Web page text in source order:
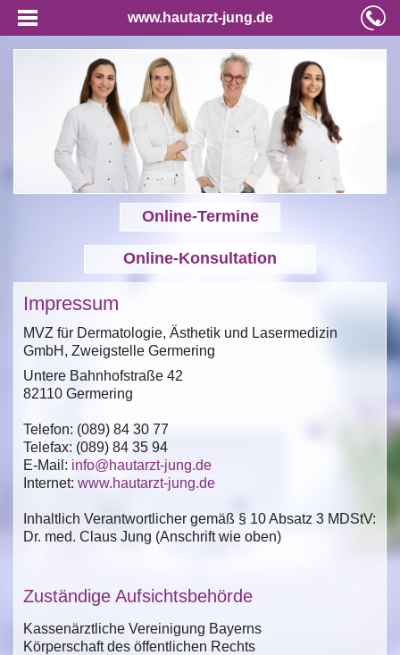
www.hautarzt-jung.de
Online-Termine
Online-Konsultation
Impressum
MVZ für Dermatologie, Ästhetik und Lasermedizin
GmbH, Zweigstelle Germering
Untere Bahnhofstraße 42
82110 Germering
Telefon: (089) 84 30 77
Telefax: (089) 84 35 94
E-Mail: info@hautarzt-jung.de
Internet: www.hautarzt-jung.de
Inhaltlich Verantwortlicher gemäß § 10 Absatz 3 MDStV:
Dr. med. Claus Jung (Anschrift wie oben)
Zuständige Aufsichtsbehörde
Kassenärztliche Vereinigung Bayerns
Körperschaft des öffentlichen Rechts